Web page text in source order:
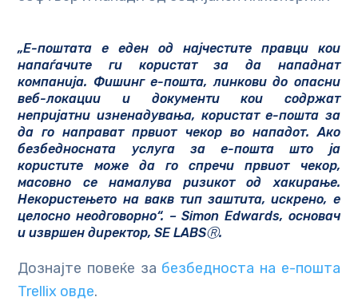
„Е-поштата е еден од најчестите правци кои
напаѓачите ги користат за да нападнат
компанија. Фишинг е-пошта, линкови до опасни
веб-локации и документи кои содржат
непријатни изненадувања, користат е-пошта за
да го направат првиот чекор во нападот. Ако
безбедносната услуга за е-пошта што ја
користите може да го спречи првиот чекор,
масовно се намалува ризикот од хакирање.
Некористењето на вакв тип заштита, искрено, е
целосно неодговорно“. – Simon Edwards, основач
и извршен директор, SE LABSⓇ.
Дознајте повеќе за безбедноста на е-пошта
Trellix овде.